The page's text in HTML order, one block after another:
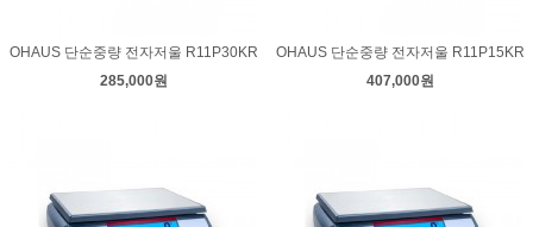
OHAUS 단순중량 전자저울 R11P30KR
285,000원
OHAUS 단순중량 전자저울 R11P15KR
407,000원